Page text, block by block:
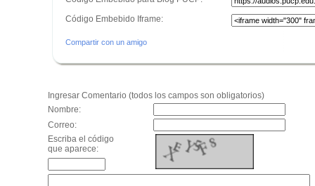
Código Embebido Iframe:
Compartir con un amigo
Ingresar Comentario (todos los campos son obligatorios)
Nombre:
Correo:
Escriba el código
que aparece: